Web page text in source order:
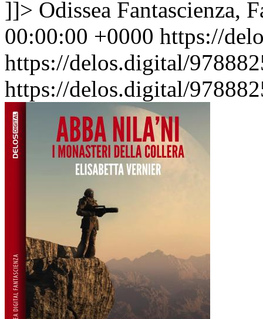
]]> Odissea Fantascienza,
00:00:00 +0000 https://
https://delos.digital/
https://delos.digital/